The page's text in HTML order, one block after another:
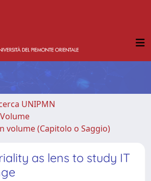
UNIPMN
volume (Capitolo o Saggio)
as lens to study IT